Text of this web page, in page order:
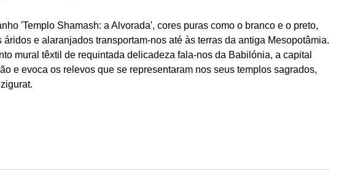
'Templo Shamash: a Alvorada', cores puras como o branco e o preto,
áridos e alaranjados transportam-nos até às terras da antiga Mesopotâmia.
mural têxtil de requintada delicadeza fala-nos da Babilónia, a capital
e evoca os relevos que se representaram nos seus templos sagrados,